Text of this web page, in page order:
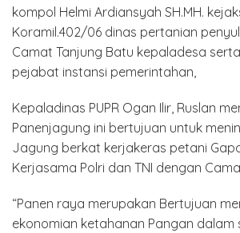
kompol Helmi Ardiansyah SH.MH.
Koramil.402/06 dinas pertanian
Camat Tanjung Batu kepaladesa
pejabat instansi pemerintahan,
Kepaladinas PUPR Ogan Ilir, Ruslan
Panenjagung ini bertujuan untuk
Jagung berkat kerjakeras petani
Kerjasama Polri dan TNI dengan
“Panen raya merupakan Bertujuan
ekonomian ketahanan Pangan dalam